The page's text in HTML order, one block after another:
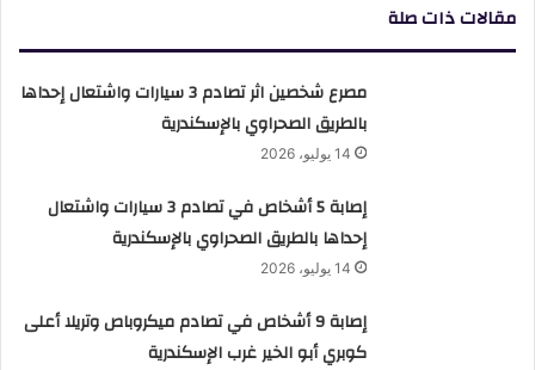
مقالات ذات صلة
مصرع شخصين اثر تصادم 3 سيارات واشتعال إحداها
بالطريق الصحراوي بالإسكندرية
14 يوليو، 2026
إصابة 5 أشخاص في تصادم 3 سيارات واشتعال
إحداها بالطريق الصحراوي بالإسكندرية
14 يوليو، 2026
إصابة 9 أشخاص في تصادم ميكروباص وتريلا أعلى
كوبري أبو الخير غرب الإسكندرية